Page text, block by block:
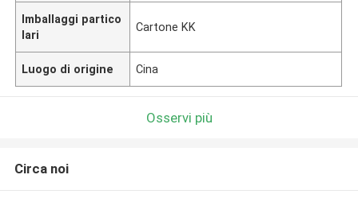
Imballaggi partico
lari
Cartone KK
Luogo di origine Cina
Osservi più
Circa noi